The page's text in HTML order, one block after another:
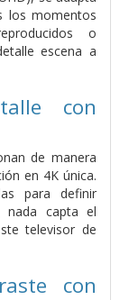
los momentos
o
escena a
con
de manera
en 4K única.
para definir
nada capta el
televisor de
con